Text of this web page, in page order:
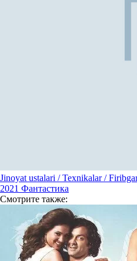
Jinoyat ustalari / Texnikalar /
2021 Фантастика
Смотрите также: